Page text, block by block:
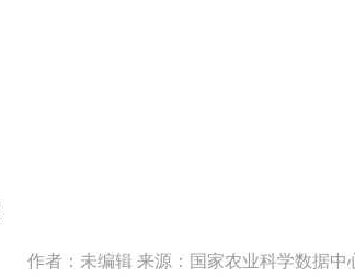
作者：未编辑 来源：国家农业科学数据中